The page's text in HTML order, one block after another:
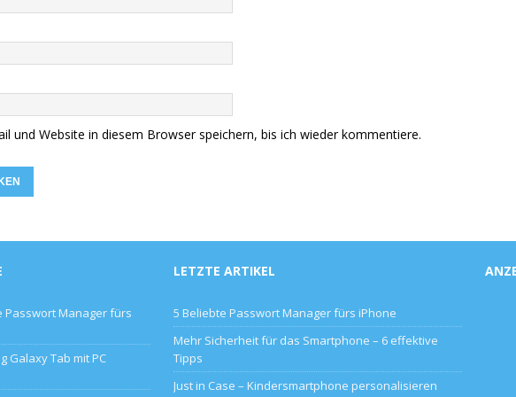
und Website in diesem Browser speichern, bis ich wieder kommentiere.
Passwort Manager fürs
Galaxy Tab mit PC
LETZTE ARTIKEL
5 Beliebte Passwort Manager fürs iPhone
Mehr Sicherheit für das Smartphone – 6 effektive
Tipps
Just in Case – Kindersmartphone personalisieren